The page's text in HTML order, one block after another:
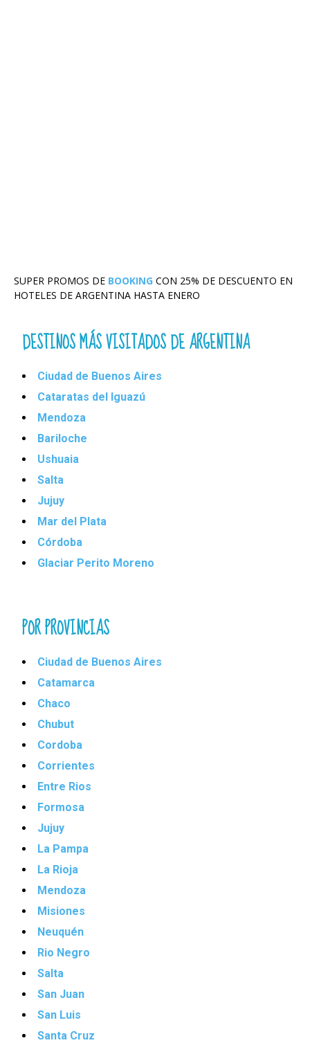
SUPER PROMOS DE BOOKING CON 25% DE DESCUENTO EN
HOTELES DE ARGENTINA HASTA ENERO
DESTINOS MÁS VISITADOS DE ARGENTINA
Ciudad de Buenos Aires
Cataratas del Iguazú
Mendoza
Bariloche
Ushuaia
Salta
Jujuy
Mar del Plata
Córdoba
Glaciar Perito Moreno
POR PROVINCIAS
Ciudad de Buenos Aires
Catamarca
Chaco
Chubut
Cordoba
Corrientes
Entre Rios
Formosa
Jujuy
La Pampa
La Rioja
Mendoza
Misiones
Neuquén
Rio Negro
Salta
San Juan
San Luis
Santa Cruz